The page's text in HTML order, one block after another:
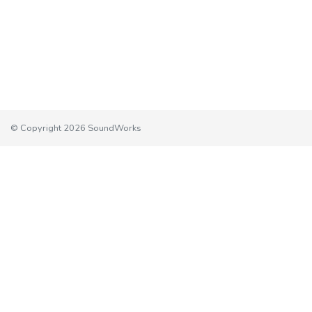
© Copyright 2026 SoundWorks